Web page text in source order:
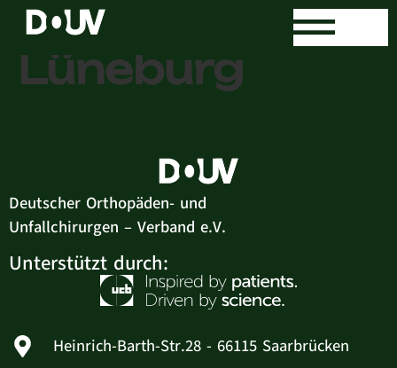
COUL
Lüneburg
Deutscher Orthopäden- und
Unfallchirurgen – Verband e.V.
Unterstützt durch:
Heinrich-Barth-Str.28 - 66115 Saarbrücken